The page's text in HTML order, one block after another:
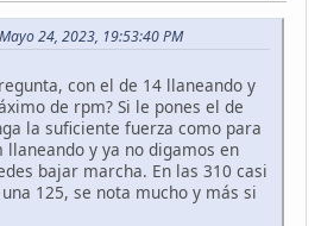
24, 2023, 19:53:40 PM
con el de 14 llaneando y
de rpm? Si le pones el de
la suficiente fuerza como para
y ya no digamos en
bajar marcha. En las 310 casi
125, se nota mucho y más si